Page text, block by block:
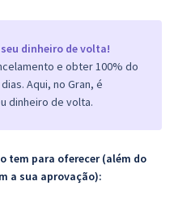
dinheiro de volta!
e obter 100% do
Aqui, no Gran, é
dinheiro de volta.
tem para oferecer (além do
a sua aprovação):